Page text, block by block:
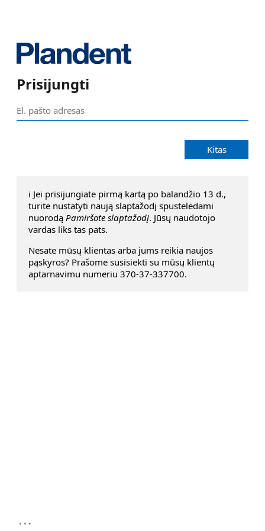
Prisijungti
Kitas
ℹ️ Jei prisijungiate pirmą kartą po balandžio 13 d.,
turite nustatyti naują slaptažodį spustelėdami
nuorodą Pamiršote slaptažodį. Jūsų naudotojo
vardas liks tas pats.
Nesate mūsų klientas arba jums reikia naujos
pąskyros? Prašome susisiekti su mūsų klientų
aptarnavimu numeriu 370-37-337700.
...